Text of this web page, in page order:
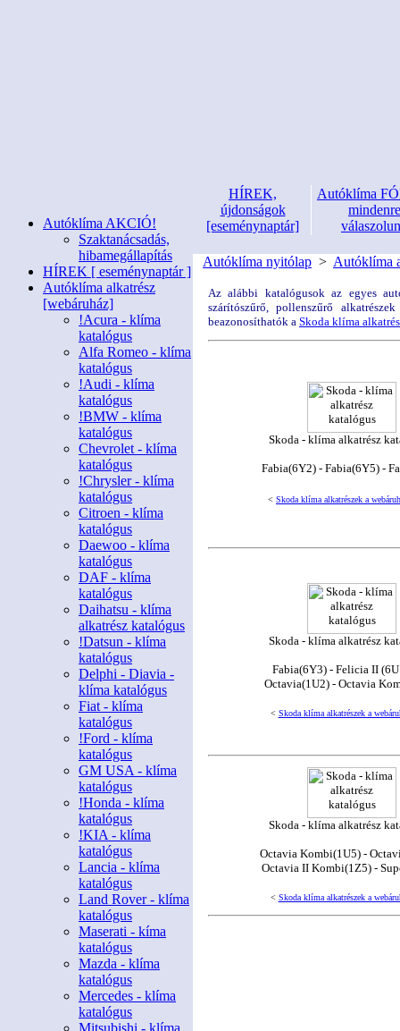
Autóklíma AKCIÓ!
Szaktanácsadás,
hibamegállapítás
HÍREK [ eseménynaptár ]
Autóklíma alkatrész
[webáruház]
!Acura - klíma
katalógus
Alfa Romeo - klíma
katalógus
!Audi - klíma
katalógus
!BMW - klíma
katalógus
Chevrolet - klíma
katalógus
!Chrysler - klíma
katalógus
Citroen - klíma
katalógus
Daewoo - klíma
katalógus
DAF - klíma
katalógus
Daihatsu - klíma
alkatrész katalógus
!Datsun - klíma
katalógus
Delphi - Diavia -
klíma katalógus
Fiat - klíma
katalógus
!Ford - klíma
katalógus
GM USA - klíma
katalógus
!Honda - klíma
katalógus
!KIA - klíma
katalógus
Lancia - klíma
katalógus
Land Rover - klíma
katalógus
Maserati - kíma
katalógus
Mazda - klíma
katalógus
Mercedes - klíma
katalógus
Mitsubishi - klíma
HÍREK,
újdonságok
[eseménynaptár]
Autóklíma
mindenre
Autóklíma nyitólap > Autóklíma
Az alábbi katalógusok az egyes
szárítószűrő, pollenszűrő
beazonosíthatók a Skoda klíma
Skoda - klíma alkatrész
Fabia(6Y2) - Fabia(6Y5) -
< Skoda klíma alkatrészek a
Skoda - klíma alkatrész
Fabia(6Y3) - Felicia II
Octavia(1U2) - Octavia
< Skoda klíma alkatrészek a
Skoda - klíma alkatrész
Octavia Kombi(1U5) -
Octavia II Kombi(1Z5) -
< Skoda klíma alkatrészek a